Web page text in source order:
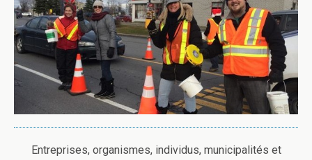
Entreprises, organismes, individus, municipalités et